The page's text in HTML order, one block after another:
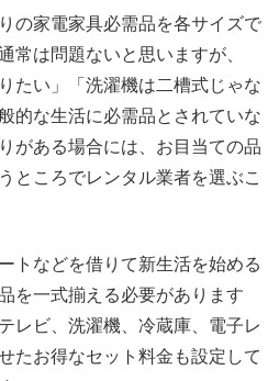
の家電家具必需品を各サイズで
常は問題ないと思いますが、
たい」「洗濯機は二槽式じゃな
的な生活に必需品とされていな
がある場合には、お目当ての品
ところでレンタル業者を選ぶこ
トなどを借りて新生活を始める
を一式揃える必要があります
レビ、洗濯機、冷蔵庫、電子レ
たお得なセット料金も設定して